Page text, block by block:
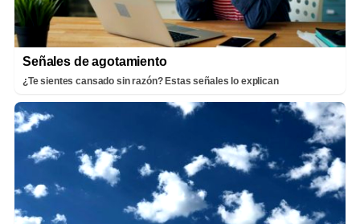
Señales de agotamiento
¿Te sientes cansado sin razón? Estas señales lo explican